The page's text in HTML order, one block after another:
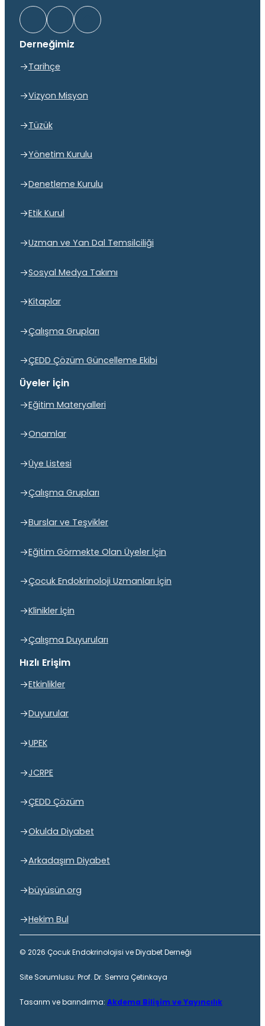
Derneğimiz
Tarihçe
Vizyon Misyon
Tüzük
Yönetim Kurulu
Denetleme Kurulu
Etik Kurul
Uzman ve Yan Dal Temsilciliği
Sosyal Medya Takımı
Kitaplar
Çalışma Grupları
ÇEDD Çözüm Güncelleme Ekibi
Üyeler İçin
Eğitim Materyalleri
Onamlar
Üye Listesi
Çalışma Grupları
Burslar ve Teşvikler
Eğitim Görmekte Olan Üyeler İçin
Çocuk Endokrinoloji Uzmanları İçin
Klinikler İçin
Çalışma Duyuruları
Hızlı Erişim
Etkinlikler
Duyurular
UPEK
JCRPE
ÇEDD Çözüm
Okulda Diyabet
Arkadaşım Diyabet
büyüsün.org
Hekim Bul
© 2026 Çocuk Endokrinolojisi ve Diyabet Derneği
Site Sorumlusu: Prof. Dr. Semra Çetinkaya
Tasarım ve barındırma: Akdema Bilişim ve Yayıncılık